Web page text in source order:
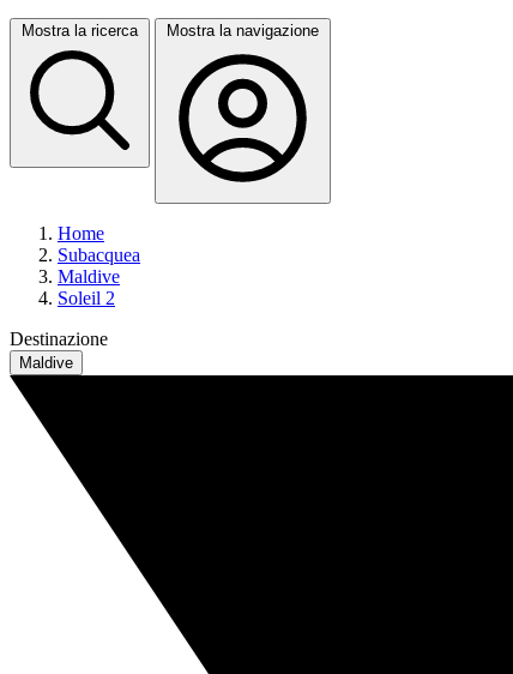
Mostra la ricerca Mostra la navigazione
Home
Subacquea
Maldive
Soleil 2
Destinazione
Maldive